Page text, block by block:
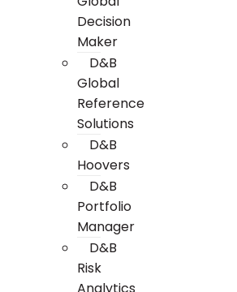
Decision
Maker
D&B
Global
Reference
Solutions
D&B
Hoovers
D&B
Portfolio
Manager
D&B
Risk
Analytics